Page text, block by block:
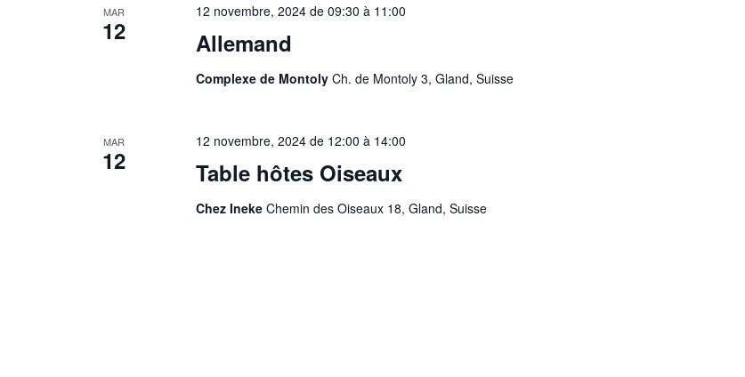
MAR
12 Allemand
12 novembre, 2024 de 09:30 à 11:00
Complexe de Montoly Ch. de Montoly 3, Gland, Suisse
MAR
12 Table hôtes Oiseaux
12 novembre, 2024 de 12:00 à 14:00
Chez Ineke Chemin des Oiseaux 18, Gland, Suisse